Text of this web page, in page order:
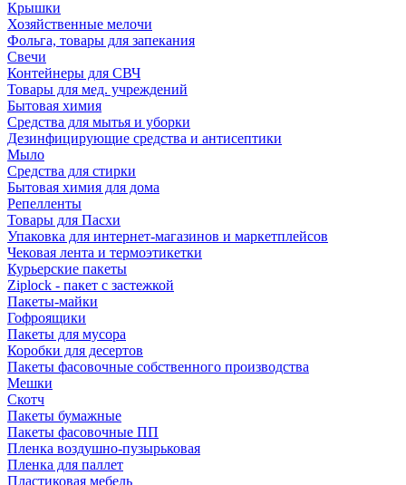
Крышки
Хозяйственные мелочи
Фольга, товары для запекания
Свечи
Контейнеры для СВЧ
Товары для мед. учреждений
Бытовая химия
Средства для мытья и уборки
Дезинфицирующие средства и антисептики
Мыло
Средства для стирки
Бытовая химия для дома
Репелленты
Товары для Пасхи
Упаковка для интернет-магазинов и маркетплейсов
Чековая лента и термоэтикетки
Курьерские пакеты
Ziplock - пакет с застежкой
Пакеты-майки
Гофроящики
Пакеты для мусора
Коробки для десертов
Пакеты фасовочные собственного производства
Мешки
Скотч
Пакеты бумажные
Пакеты фасовочные ПП
Пленка воздушно-пузырьковая
Пленка для паллет
Пластиковая мебель